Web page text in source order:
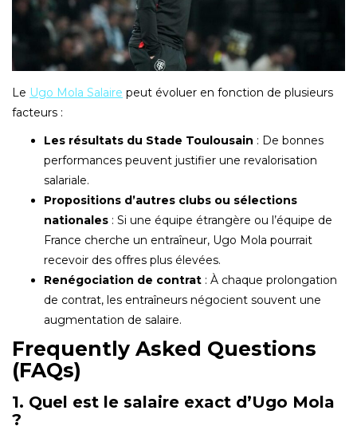
Le Ugo Mola Salaire peut évoluer en fonction de plusieurs
facteurs :
Les résultats du Stade Toulousain : De bonnes
performances peuvent justifier une revalorisation
salariale.
Propositions d’autres clubs ou sélections
nationales : Si une équipe étrangère ou l’équipe de
France cherche un entraîneur, Ugo Mola pourrait
recevoir des offres plus élevées.
Renégociation de contrat : À chaque prolongation
de contrat, les entraîneurs négocient souvent une
augmentation de salaire.
Frequently Asked Questions
(FAQs)
1. Quel est le salaire exact d’Ugo Mola
?